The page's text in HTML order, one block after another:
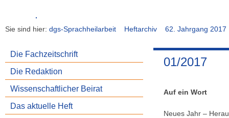
Sie sind hier: dgs-Sprachheilarbeit Heftarchiv 62. Jahrgang 2017
Die Fachzeitschrift
Die Redaktion
Wissenschaftlicher Beirat
Das aktuelle Heft
01/2017
Auf ein Wort
Neues Jahr –